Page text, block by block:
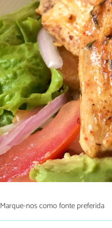
Marque-nos como fonte preferida